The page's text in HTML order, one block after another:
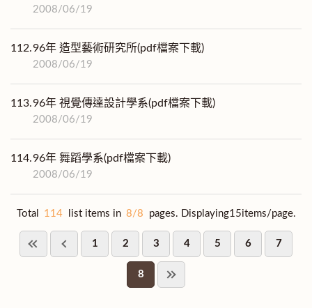
2008/06/19
112.96年 造型藝術研究所(pdf檔案下載)
2008/06/19
113.96年 視覺傳達設計學系(pdf檔案下載)
2008/06/19
114.96年 舞蹈學系(pdf檔案下載)
2008/06/19
Total 114 list items in 8/8 pages. Displaying15items/page.
1 2 3 4 5 6 7
8